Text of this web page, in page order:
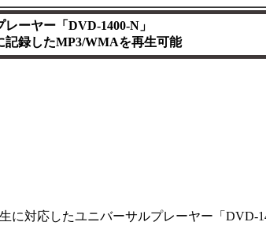
ーヤー「DVD-1400-N」
記録したMP3/WMAを再生可能
に対応したユニバーサルプレーヤー「DVD-